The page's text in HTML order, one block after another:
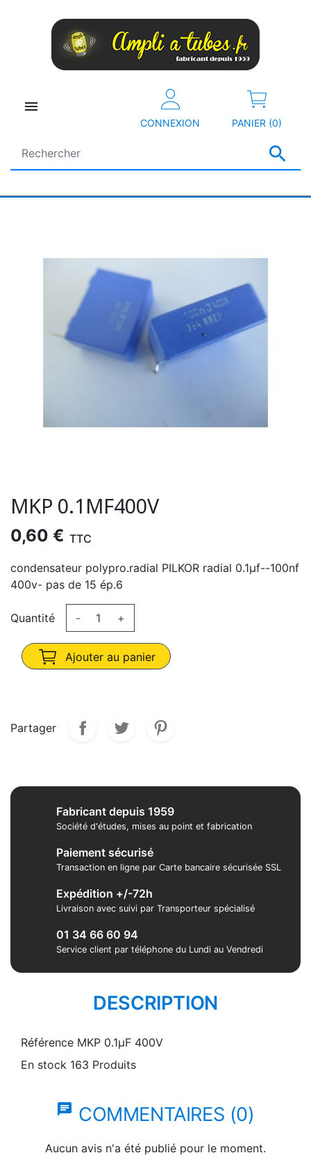


CONNEXION PANIER (0)
MKP 0.1ΜF400V
0,60 € TTC
condensateur polypro.radial PILKOR radial 0.1µf--100nf
400v- pas de 15 ép.6
Quantité - +
Ajouter au panier
Partager
Fabricant depuis 1959
Société d'études, mises au point et fabrication
Paiement sécurisé
Transaction en ligne par Carte bancaire sécurisée SSL
Expédition +/-72h
Livraison avec suivi par Transporteur spécialisé
01 34 66 60 94
Service client par téléphone du Lundi au Vendredi
DESCRIPTION
Référence MKP 0.1µF 400V
En stock 163 Produits
chat COMMENTAIRES (0)
Aucun avis n'a été publié pour le moment.